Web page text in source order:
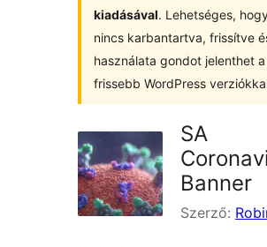
kiadásával. Lehetséges,
nincs karbantartva, frissítve
használata gondot jelenthet a
frissebb WordPress
SA
Banner
Szerző: